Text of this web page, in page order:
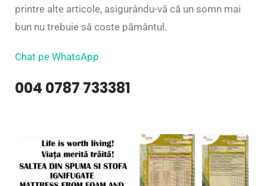
printre alte articole, asigurându-vă că un somn mai
bun nu trebuie să coste pământul.
Chat pe WhatsApp
004 0787 733381